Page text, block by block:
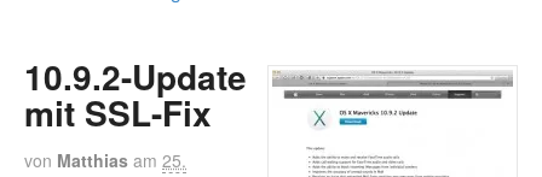
10.9.2-Update
mit SSL-Fix
von Matthias am 25.